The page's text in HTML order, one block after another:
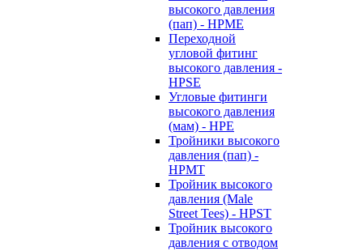
высокого давления
(пап) - HPME
Переходной
угловой фитинг
высокого давления -
HPSE
Угловые фитинги
высокого давления
(мам) - HPE
Тройники высокого
давления (пап) -
HPMT
Тройник высокого
давления (Male
Street Tees) - HPST
Тройник высокого
давления с отводом